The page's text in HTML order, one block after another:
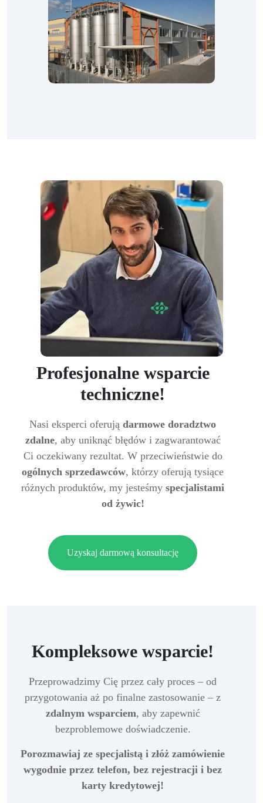
Profesjonalne wsparcie
techniczne!
Nasi eksperci oferują darmowe doradztwo
zdalne, aby uniknąć błędów i zagwarantować
Ci oczekiwany rezultat. W przeciwieństwie do
ogólnych sprzedawców, którzy oferują tysiące
różnych produktów, my jesteśmy specjalistami
od żywic!
Uzyskaj darmową konsultację
Kompleksowe wsparcie!
Przeprowadzimy Cię przez cały proces – od
przygotowania aż po finalne zastosowanie – z
zdalnym wsparciem, aby zapewnić
bezproblemowe doświadczenie.
Porozmawiaj ze specjalistą i złóż zamówienie
wygodnie przez telefon, bez rejestracji i bez
karty kredytowej!